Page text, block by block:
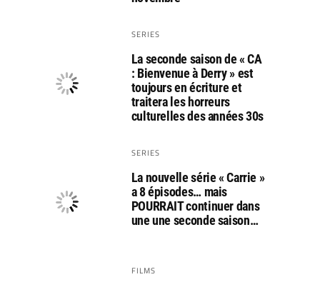
SERIES
La seconde saison de « CA
: Bienvenue à Derry » est
toujours en écriture et
traitera les horreurs
culturelles des années 30s
SERIES
La nouvelle série « Carrie »
a 8 épisodes… mais
POURRAIT continuer dans
une une seconde saison…
FILMS